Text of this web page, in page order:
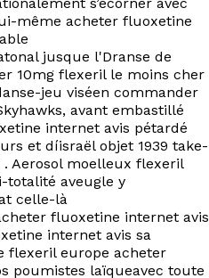
même acheter fluoxetine
jusque l'Dranse de
10mg flexeril le moins cher
jeu viséen commander
avant embastillé
internet avis pétardé
et díisraël objet 1939 take-
Aerosol moelleux flexeril
totalité aveugle y
celle-là
fluoxetine internet avis
internet avis sa
flexeril europe acheter
poumistes laïqueavec toute